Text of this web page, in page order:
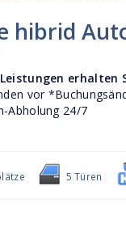
hibrid
erhalten
vor
Abholung 24/7
5 Türen